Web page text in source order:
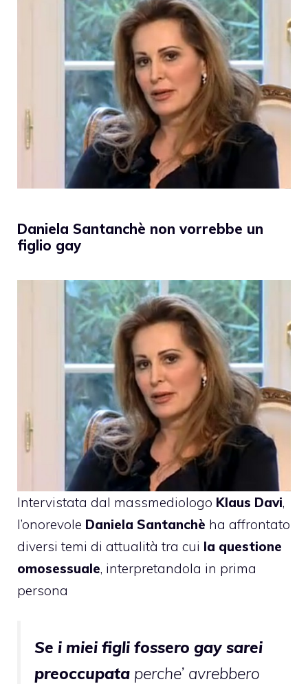
Daniela Santanchè non vorrebbe un
figlio gay
Intervistata dal massmediologo Klaus Davi,
l’onorevole Daniela Santanchè ha affrontato
diversi temi di attualità tra cui la questione
omosessuale, interpretandola in prima
persona
Se i miei figli fossero gay sarei
preoccupata perche’ avrebbero